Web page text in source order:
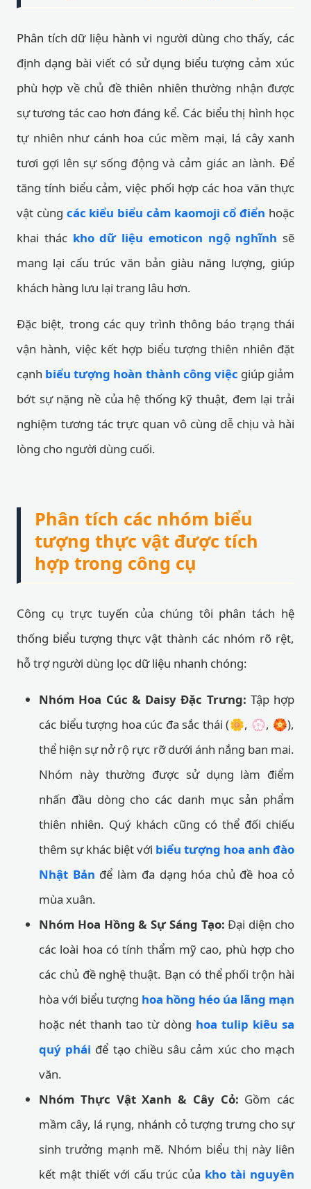
Phân tích dữ liệu hành vi người dùng cho thấy, các
định dạng bài viết có sử dụng biểu tượng cảm xúc
phù hợp về chủ đề thiên nhiên thường nhận được
sự tương tác cao hơn đáng kể. Các biểu thị hình học
tự nhiên như cánh hoa cúc mềm mại, lá cây xanh
tươi gợi lên sự sống động và cảm giác an lành. Để
tăng tính biểu cảm, việc phối hợp các hoa văn thực
vật cùng các kiểu biểu cảm kaomoji cổ điển hoặc
khai thác kho dữ liệu emoticon ngộ nghĩnh sẽ
mang lại cấu trúc văn bản giàu năng lượng, giúp
khách hàng lưu lại trang lâu hơn.
Đặc biệt, trong các quy trình thông báo trạng thái
vận hành, việc kết hợp biểu tượng thiên nhiên đặt
cạnh biểu tượng hoàn thành công việc giúp giảm
bớt sự nặng nề của hệ thống kỹ thuật, đem lại trải
nghiệm tương tác trực quan vô cùng dễ chịu và hài
lòng cho người dùng cuối.
Phân tích các nhóm biểu
tượng thực vật được tích
hợp trong công cụ
Công cụ trực tuyến của chúng tôi phân tách hệ
thống biểu tượng thực vật thành các nhóm rõ rệt,
hỗ trợ người dùng lọc dữ liệu nhanh chóng:
Nhóm Hoa Cúc & Daisy Đặc Trưng: Tập hợp
các biểu tượng hoa cúc đa sắc thái (🌼, 💮, 🏵️),
thể hiện sự nở rộ rực rỡ dưới ánh nắng ban mai.
Nhóm này thường được sử dụng làm điểm
nhấn đầu dòng cho các danh mục sản phẩm
thiên nhiên. Quý khách cũng có thể đối chiếu
thêm sự khác biệt với biểu tượng hoa anh đào
Nhật Bản để làm đa dạng hóa chủ đề hoa cỏ
mùa xuân.
Nhóm Hoa Hồng & Sự Sáng Tạo: Đại diện cho
các loài hoa có tính thẩm mỹ cao, phù hợp cho
các chủ đề nghệ thuật. Bạn có thể phối trộn hài
hòa với biểu tượng hoa hồng héo úa lãng mạn
hoặc nét thanh tao từ dòng hoa tulip kiêu sa
quý phái để tạo chiều sâu cảm xúc cho mạch
văn.
Nhóm Thực Vật Xanh & Cây Cỏ: Gồm các
mầm cây, lá rụng, nhánh cỏ tượng trưng cho sự
sinh trưởng mạnh mẽ. Nhóm biểu thị này liên
kết mật thiết với cấu trúc của kho tài nguyên